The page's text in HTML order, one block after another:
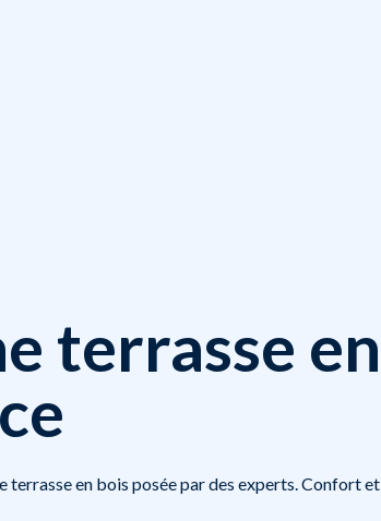
terrasse en
terrasse en bois posée par des experts. Confort et